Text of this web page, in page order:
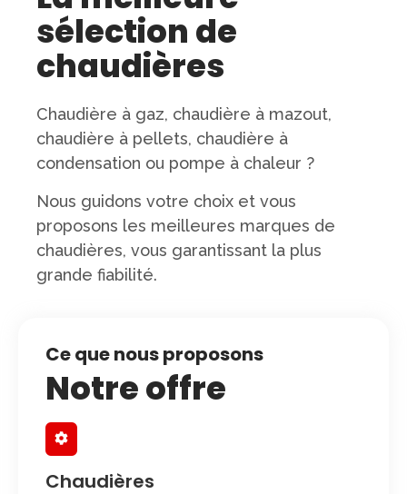
sélection de
chaudières
Chaudière à gaz, chaudière à mazout,
chaudière à pellets, chaudière à
condensation ou pompe à chaleur ?
Nous guidons votre choix et vous
proposons les meilleures marques de
chaudières, vous garantissant la plus
grande fiabilité.
Ce que nous proposons
Notre offre
Chaudières